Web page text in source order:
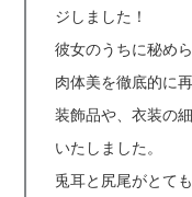
ジしました！
彼女のうちに秘め
肉体美を徹底的に再
装飾品や、衣装の
いたしました。
兎耳と尻尾がとて